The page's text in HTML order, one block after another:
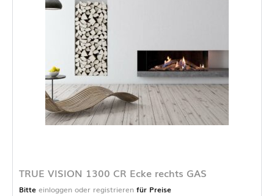
TRUE VISION 1300 CR Ecke rechts GAS
Bitte einloggen oder registrieren für Preise